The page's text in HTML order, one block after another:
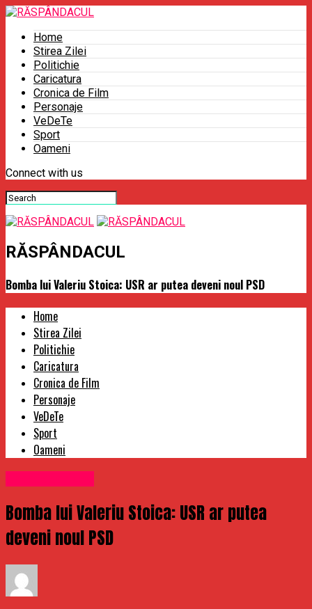
Home
Stirea Zilei
Politichie
Caricatura
Cronica de Film
Personaje
VeDeTe
Sport
Oameni
Connect with us
RĂSPÂNDACUL
Bomba lui Valeriu Stoica: USR ar putea deveni noul PSD
Home
Stirea Zilei
Politichie
Caricatura
Cronica de Film
Personaje
VeDeTe
Sport
Oameni
Bomba lui Valeriu Stoica: USR ar putea
deveni noul PSD